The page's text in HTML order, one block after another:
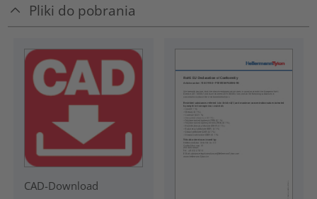
Pliki do pobrania
CAD-Download